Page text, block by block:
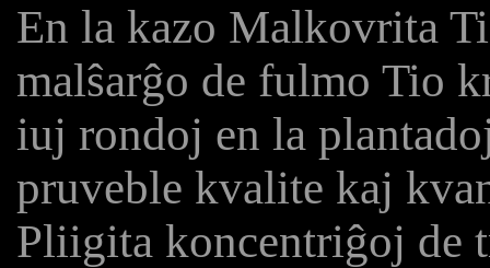
En la kazo Malkovrita
malŝarĝo de fulmo Tio
iuj rondoj en la
pruveble kvalite kaj
Pliigita koncentriĝoj de